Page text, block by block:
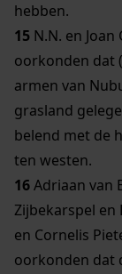
hebben.
15 N.N. en
oorkonden dat
armen van
grasland
belend met de
ten westen.
16Adriaan van
Zijbekarspel en
en Cornelis
oorkonden dat